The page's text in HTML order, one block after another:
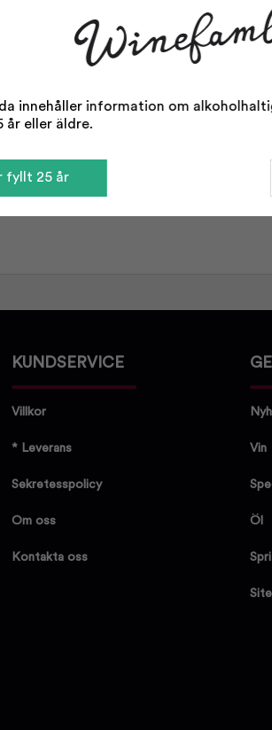
KUNDSERVICE
Villkor
* Leverans
Sekretesspolicy
Om oss
Kontakta oss
Vin
Öl
innehåller information om
år eller äldre.
fyllt 25 år